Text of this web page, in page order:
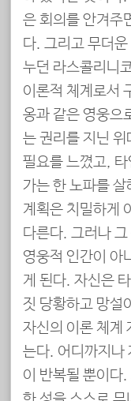
은 회의를 안겨주
다. 그리고 무더
누던 라스콜리니
이론적 체계로서
옹과 같은 영웅으
는 권리를 지닌
필요를 느꼈고,
가는 한 노파를 살
계획은 치밀하게
다른다. 그러나
영웅적 인간이 아
게 된다. 자신은
짓 당황하고 망설
자신의 이론 체계
는다. 어디까지나
이 반복될 뿐이다